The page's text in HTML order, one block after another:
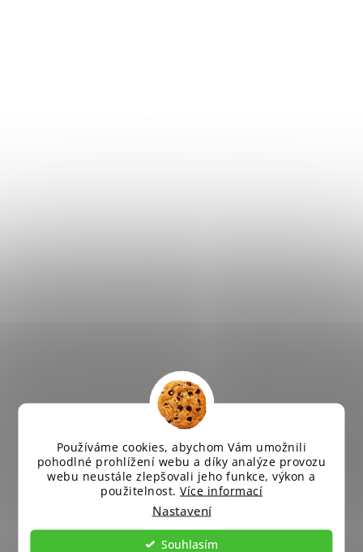
Používáme cookies, abychom Vám umožnili
pohodlné prohlížení webu a díky analýze provozu
webu neustále zlepšovali jeho funkce, výkon a
použitelnost. Více informací
Nastavení
Souhlasím